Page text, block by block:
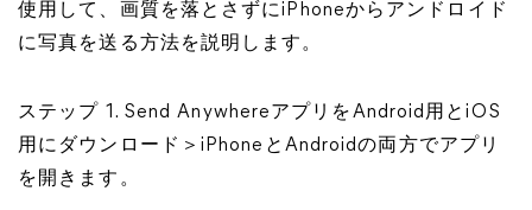
使用して、画質を落とさずにiPhoneからアンドロイド
に写真を送る方法を説明します。
ステップ 1. Send AnywhereアプリをAndroid用とiOS
用にダウンロード＞iPhoneとAndroidの両方でアプリ
を開きます。